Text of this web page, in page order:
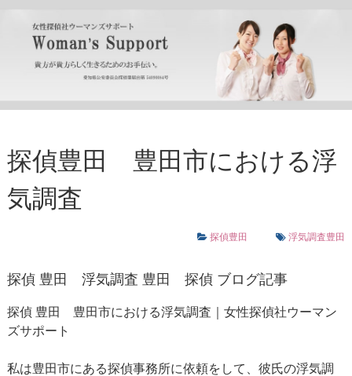
探偵豊田 豊田市における浮
気調査
探偵豊田 浮気調査豊田
探偵 豊田 浮気調査 豊田 探偵 ブログ記事
探偵 豊田 豊田市における浮気調査｜女性探偵社ウーマン
ズサポート
私は豊田市にある探偵事務所に依頼をして、彼氏の浮気調